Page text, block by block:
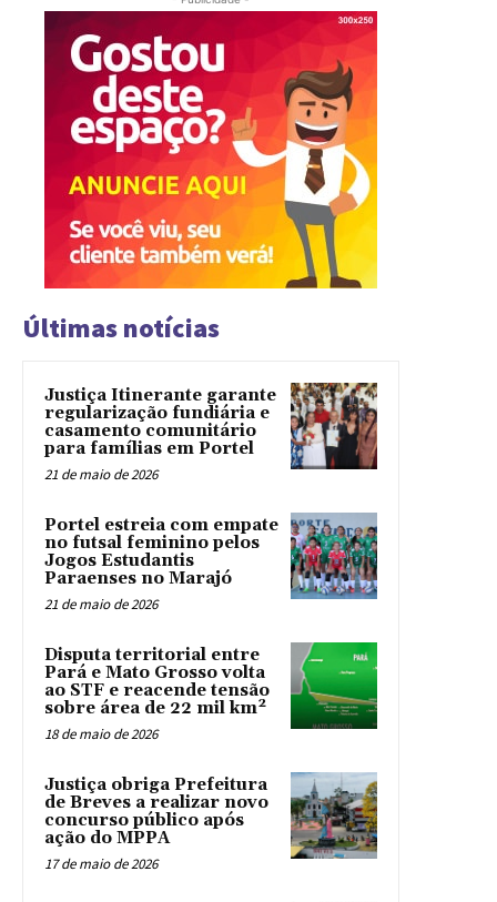
Últimas notícias
Justiça Itinerante garante
regularização fundiária e
casamento comunitário
para famílias em Portel
21 de maio de 2026
Portel estreia com empate
no futsal feminino pelos
Jogos Estudantis
Paraenses no Marajó
21 de maio de 2026
Disputa territorial entre
Pará e Mato Grosso volta
ao STF e reacende tensão
sobre área de 22 mil km²
18 de maio de 2026
Justiça obriga Prefeitura
de Breves a realizar novo
concurso público após
ação do MPPA
17 de maio de 2026